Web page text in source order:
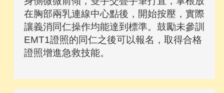
在胸部兩乳連線中心點後，開始按壓，實際
讓義消同仁操作均能達到標準。鼓勵未參訓
EMT1證照的同仁之後可以報名，取得合格
證照增進急救技能。